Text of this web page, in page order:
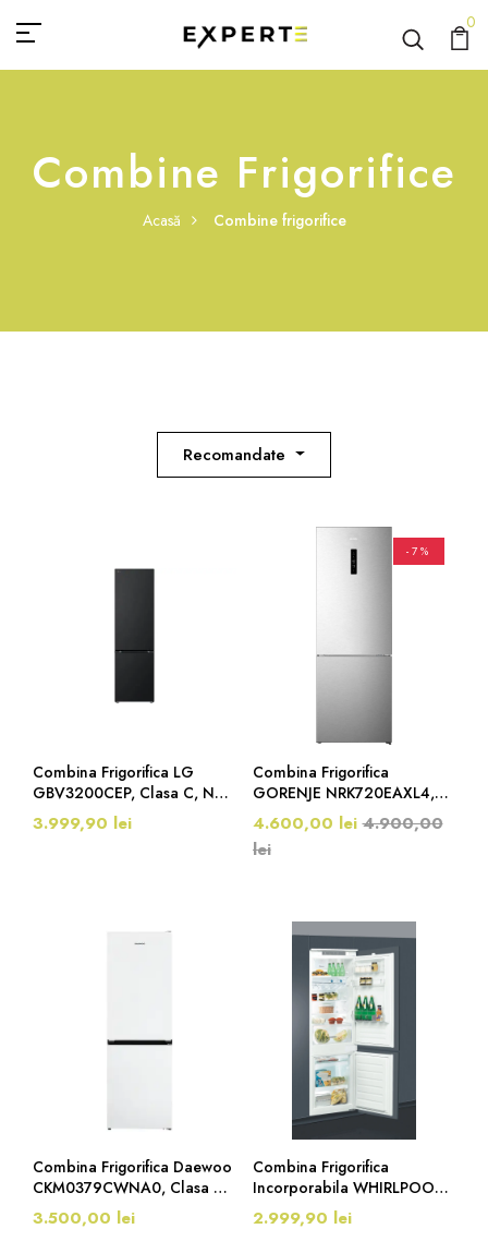
0
Combine Frigorifice
Acasă Combine frigorifice
Recomandate
Combina Frigorifica LG
GBV3200CEP, Clasa C, No
Frost, 387 Litri, 203 Cm,
Negru Mat
3.999,90 lei
-7%
Combina Frigorifica
GORENJE NRK720EAXL4,
Clasa E, No Frost Plus, 495
Litri, 200 Cm, Argintiu
4.600,00 lei 4.900,00
lei
Combina Frigorifica Daewoo
CKM0379CWNA0, Clasa C,
No Frost, 186 Cm, 294 Litri,
Alb
3.500,00 lei
Combina Frigorifica
Incorporabila WHIRLPOOL
ART 7811/A+, Clasa F,
LessFrost, 273 L, H 177 Cm,
2.999,90 lei